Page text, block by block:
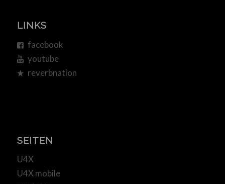
LINKS
facebook
youtube
reverbnation
SEITEN
U4X
U4X mobile